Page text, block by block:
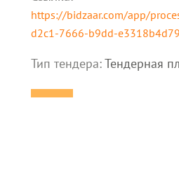
https://bidzaar.com/app/
d2c1-7666-b9dd-
Тип тендера:Тендерная